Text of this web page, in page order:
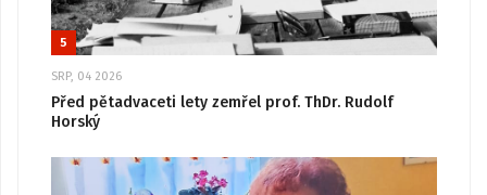
5
SRP, 04 2026
Před pětadvaceti lety zemřel prof. ThDr. Rudolf
Horský